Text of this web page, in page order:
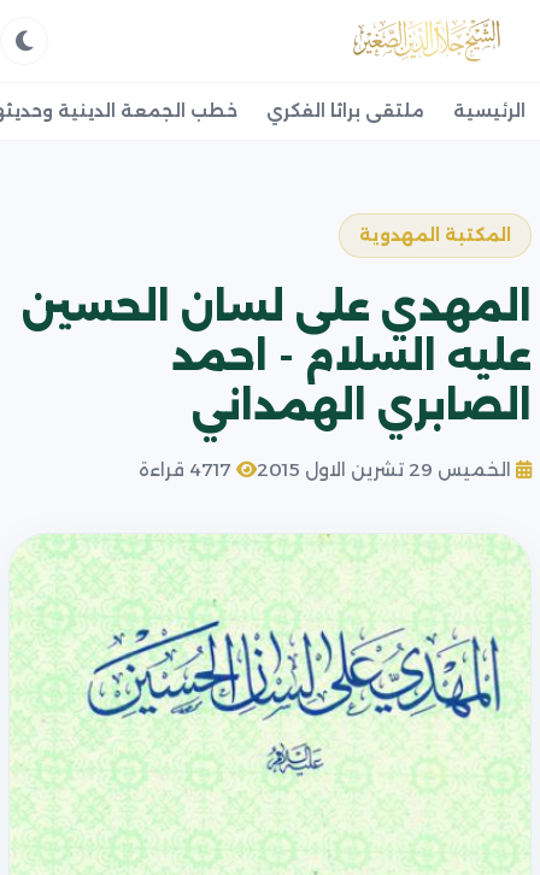
الرئيسية ملتقى براثا الفكري خطب الجمعة الدينية
المكتبة المهدوية
المهدي على لسان الحسين
عليه السلام - احمد
الصابري الهمداني
الخميس 29 تشرين الاول 2015